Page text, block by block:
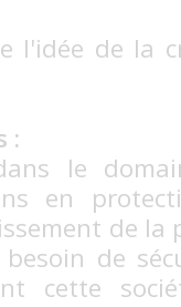
l'idée de la
:
le
en
de la
de
cette